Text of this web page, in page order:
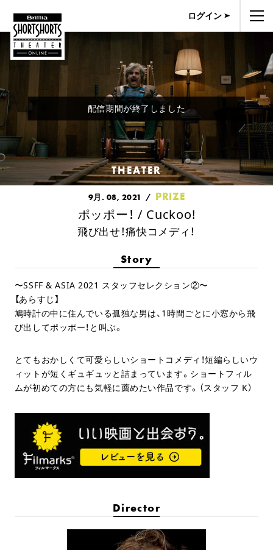
ログイン
配信期間が終了しました
THEATER
9月. 08, 2021 PRIZE
ポッポー！ / Cuckoo!
飛び出せ！痛快コメディ！
Story
〜SSFF & ASIA 2021 スタッフセレクション②〜
【あらすじ】
鳩時計の中に住んでいる孤独な男は、1時間ごとに小窓から飛
び出してポッポー！と叫ぶ。
とてもおかしくて可愛らしいショートコメディ！短編らしいウ
ィットが短くギュギュッと詰まっています。ショートフィル
ムが初めての方にも気軽に薦めたい作品です。（スタッフ K）
Director